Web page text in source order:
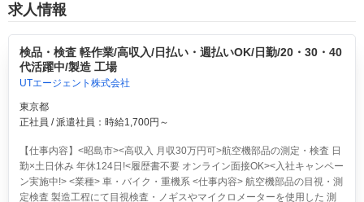
求人情報
検品・検査 軽作業/高収入/日払い・週払いOK/日勤/20・30・40
代活躍中/製造 工場
UTエージェント株式会社
東京都
正社員 / 派遣社員：時給1,700円～
【仕事内容】<昭島市><高収入 月収30万円可>航空機部品の測定・検査 日
勤×土日休み 年休124日!<履歴書不要 オンライン面接OK><入社キャンペー
ン実施中!> <業種> 車・バイク・重機系 <仕事内容> 航空機部品の目視・測
定検査 製造工程にて目視検査・ノギスやマイクロメーターを使用した 測